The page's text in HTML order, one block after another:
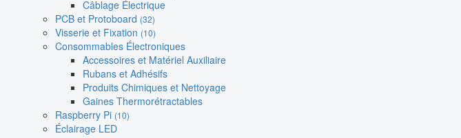
Câblage Électrique
PCB et Protoboard (32)
Visserie et Fixation (10)
Consommables Électroniques
Accessoires et Matériel Auxiliaire
Rubans et Adhésifs
Produits Chimiques et Nettoyage
Gaines Thermorétractables
Raspberry Pi (10)
Éclairage LED